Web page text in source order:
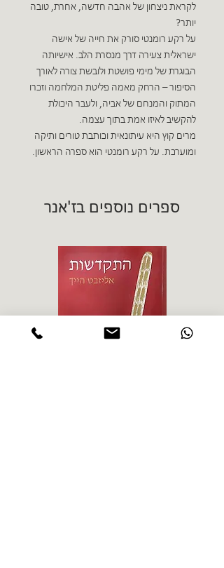
לקראת ניצחון של אהבה חדשה, אחרת, טובה
יותר?
על רקע רומנטי סורק את חייה של אישה
ישראלית צעירה דרך מנסרת הלב. אישיותה
הבוגרת של מימי פושטת ולובשת צורה לאורך
הסיפור – הרחק מאמה פליטת המלחמה וזכרו
המתוק והמנחם של אביה, ולעבר היכולת
להקשיב לאיזו אמת בתוך עצמה.
מרים קוץ היא עיתונאית וכותבת טורים ותיקה
ומוערכת. על רקע רומנטי הוא ספרה הראשון.
ספרים נוספים בז'אנר